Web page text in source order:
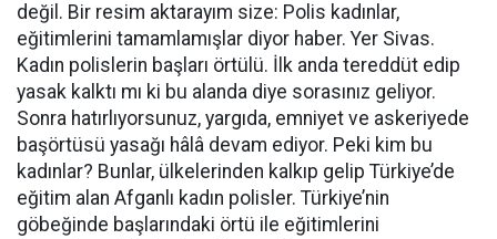
değil. Bir resim aktarayım size: Polis kadınlar,
eğitimlerini tamamlamışlar diyor haber. Yer Sivas.
Kadın polislerin başları örtülü. İlk anda tereddüt edip
yasak kalktı mı ki bu alanda diye sorasınız geliyor.
Sonra hatırlıyorsunuz, yargıda, emniyet ve askeriyede
başörtüsü yasağı hâlâ devam ediyor. Peki kim bu
kadınlar? Bunlar, ülkelerinden kalkıp gelip Türkiye’de
eğitim alan Afganlı kadın polisler. Türkiye’nin
göbeğinde başlarındaki örtü ile eğitimlerini